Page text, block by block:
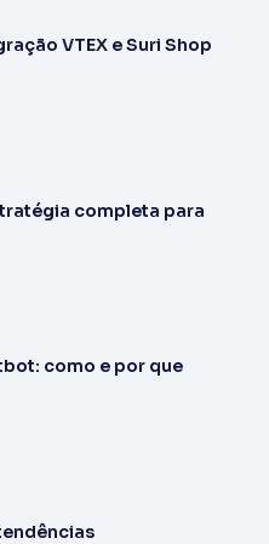
VTEX e Suri Shop
completa para
como e por que